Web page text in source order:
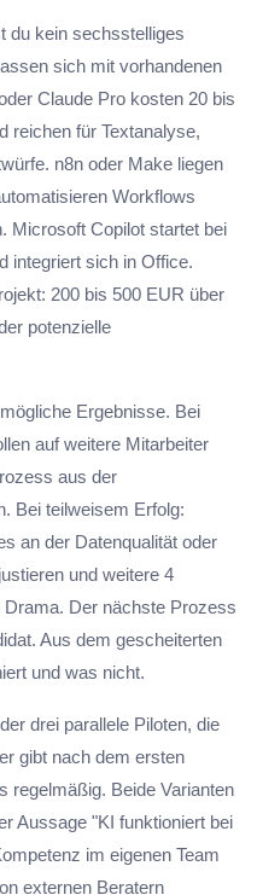
du kein sechsstelliges
sich mit vorhandenen
Claude Pro kosten 20 bis
reichen für Textanalyse,
n8n oder Make liegen
Workflows
Microsoft Copilot startet bei
integriert sich in Office.
200 bis 500 EUR über
potenzielle
Ergebnisse. Bei
auf weitere Mitarbeiter
aus der
Bei teilweisem Erfolg:
an der Datenqualität oder
und weitere 4
Der nächste Prozess
Aus dem gescheiterten
und was nicht.
drei parallele Piloten, die
gibt nach dem ersten
regelmäßig. Beide Varianten
Aussage "KI funktioniert bei
im eigenen Team
externen Beratern